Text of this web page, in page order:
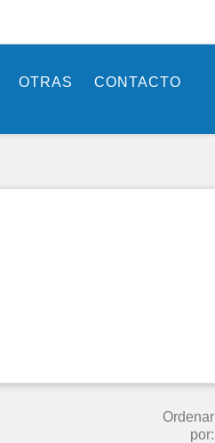
OTRAS CONTACTO
Ordenar
por: